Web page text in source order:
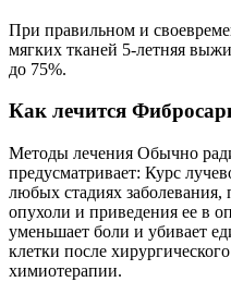
При правильном и
мягких тканей 5-летняя
до 75%.
Как лечится
Методы лечения Обычно
предусматривает: Курс
любых стадиях заболевания,
опухоли и приведения ее в
уменьшает боли и убивает
клетки после
химиотерапии.